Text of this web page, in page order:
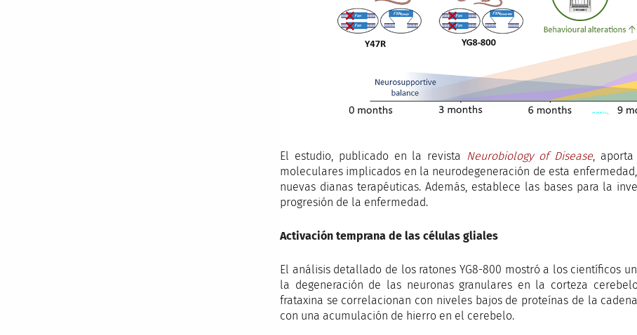
El estudio, publicado en la revista Neurobiology of Disease, aporta
moleculares implicados en la neurodegeneración de esta
nuevas dianas terapéuticas. Además, establece las bases para la
progresión de la enfermedad.
Activación temprana de las células gliales
El análisis detallado de los ratones YG8-800 mostró a los científicos
la degeneración de las neuronas granulares en la corteza
frataxina se correlacionan con niveles bajos de proteínas de la
con una acumulación de hierro en el cerebelo.